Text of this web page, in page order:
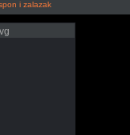
i zalazak